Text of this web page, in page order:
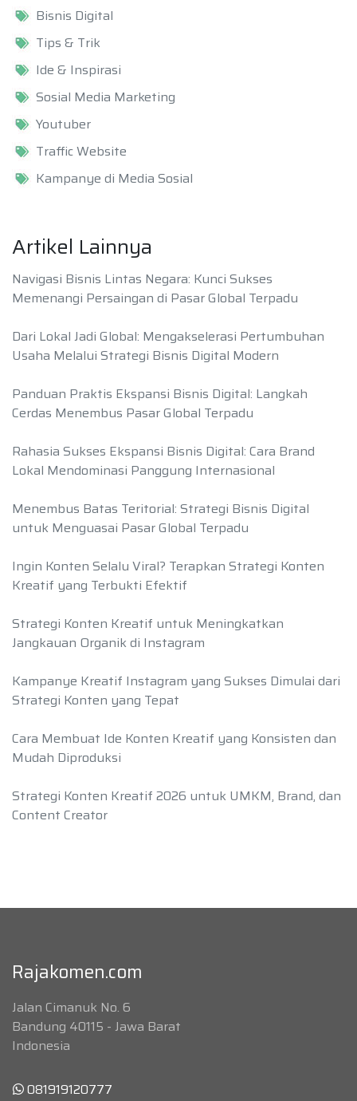
Bisnis Digital
Tips & Trik
Ide & Inspirasi
Sosial Media Marketing
Youtuber
Traffic Website
Kampanye di Media Sosial
Artikel Lainnya
Navigasi Bisnis Lintas Negara: Kunci Sukses
Memenangi Persaingan di Pasar Global Terpadu
Dari Lokal Jadi Global: Mengakselerasi Pertumbuhan
Usaha Melalui Strategi Bisnis Digital Modern
Panduan Praktis Ekspansi Bisnis Digital: Langkah
Cerdas Menembus Pasar Global Terpadu
Rahasia Sukses Ekspansi Bisnis Digital: Cara Brand
Lokal Mendominasi Panggung Internasional
Menembus Batas Teritorial: Strategi Bisnis Digital
untuk Menguasai Pasar Global Terpadu
Ingin Konten Selalu Viral? Terapkan Strategi Konten
Kreatif yang Terbukti Efektif
Strategi Konten Kreatif untuk Meningkatkan
Jangkauan Organik di Instagram
Kampanye Kreatif Instagram yang Sukses Dimulai dari
Strategi Konten yang Tepat
Cara Membuat Ide Konten Kreatif yang Konsisten dan
Mudah Diproduksi
Strategi Konten Kreatif 2026 untuk UMKM, Brand, dan
Content Creator
Rajakomen.com
Jalan Cimanuk No. 6
Bandung 40115 - Jawa Barat
Indonesia
081919120777